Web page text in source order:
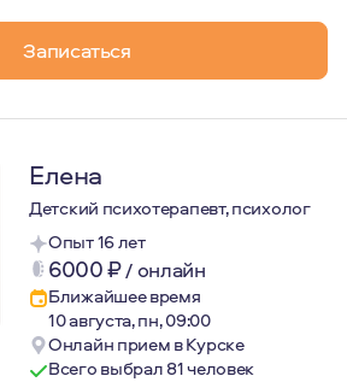
Записаться
Елена
Детский психотерапевт, психолог
Опыт 16 лет
6000₽/ онлайн
Ближайшее время
10 августа, пн, 09:00
Онлайн прием в Курске
Всего выбрал 81 человек